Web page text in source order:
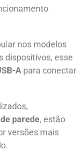
nos modelos
dispositivos, esse
A para conectar
parede, estão
versões mais